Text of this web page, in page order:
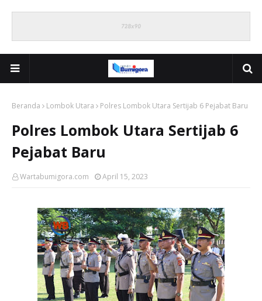
Beranda Lombok Utara Polres Lombok Utara Sertijab 6 Pejabat Baru
Polres Lombok Utara Sertijab 6
Pejabat Baru
Wartabumigora.com April 15, 2023